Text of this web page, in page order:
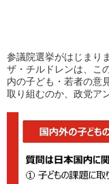
参議院選挙がはじまり
ザ・チルドレンは、こ
内の子ども・若者の意
取り組むのか、政党ア